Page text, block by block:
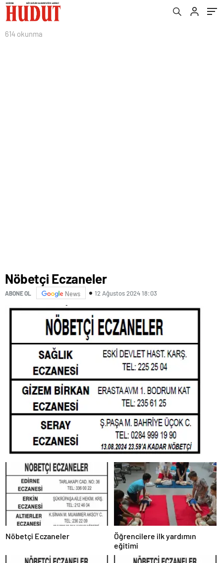
614 okunma
Nöbetçi Eczaneler
ABONE OL News 12 Ağustos 2024 18:03
Nöbetçi Eczaneler
Öğrencilere ilk yardımın
eğitimi